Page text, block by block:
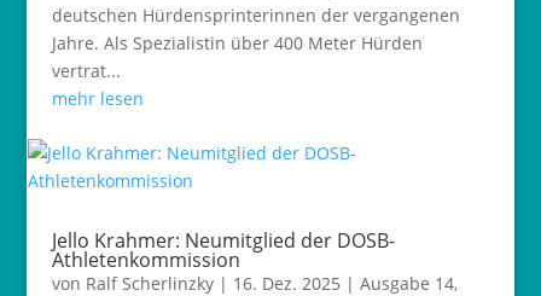
deutschen Hürdensprinterinnen der vergangenen
Jahre. Als Spezialistin über 400 Meter Hürden
vertrat...
mehr lesen
Jello Krahmer: Neumitglied der DOSB-
Athletenkommission
von Ralf Scherlinzky| 16. Dez. 2025 | Ausgabe 14,